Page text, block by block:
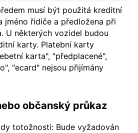
musí být použitá kreditní
jméno řidiče a předložena při
U některých vozidel budou
karty. Platební karty
karta", "předplacené",
"ecard" nejsou přijímány
občanský průkaz
totožnosti: Bude vyžadován